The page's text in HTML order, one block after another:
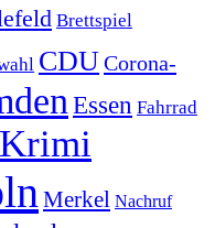
Brettspiel
CDUCorona-
Essen Fahrrad
Krimi
Merkel Nachruf